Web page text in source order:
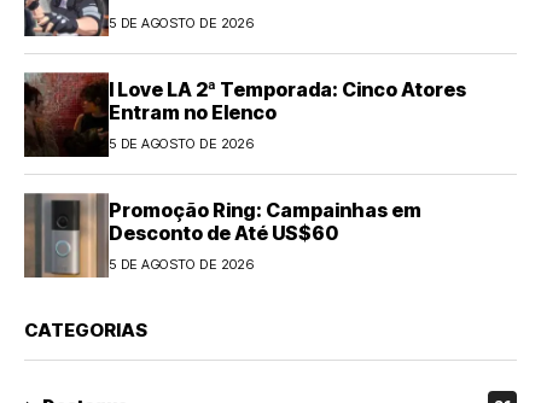
5 DE AGOSTO DE 2026
I Love LA 2ª Temporada: Cinco Atores
Entram no Elenco
5 DE AGOSTO DE 2026
Promoção Ring: Campainhas em
Desconto de Até US$60
5 DE AGOSTO DE 2026
CATEGORIAS